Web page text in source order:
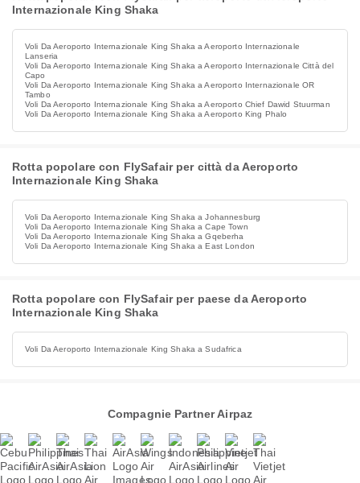
Internazionale King Shaka
Voli Da Aeroporto Internazionale King Shaka a Aeroporto Internazionale
Lanseria
Voli Da Aeroporto Internazionale King Shaka a Aeroporto Internazionale Città del
Capo
Voli Da Aeroporto Internazionale King Shaka a Aeroporto Internazionale OR
Tambo
Voli Da Aeroporto Internazionale King Shaka a Aeroporto Chief Dawid Stuurman
Voli Da Aeroporto Internazionale King Shaka a Aeroporto King Phalo
Rotta popolare con FlySafair per città da Aeroporto
Internazionale King Shaka
Voli Da Aeroporto Internazionale King Shaka a Johannesburg
Voli Da Aeroporto Internazionale King Shaka a Cape Town
Voli Da Aeroporto Internazionale King Shaka a Gqeberha
Voli Da Aeroporto Internazionale King Shaka a East London
Rotta popolare con FlySafair per paese da Aeroporto
Internazionale King Shaka
Voli Da Aeroporto Internazionale King Shaka a Sudafrica
Compagnie Partner Airpaz